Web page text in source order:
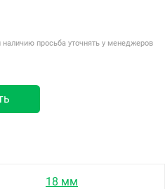
просьба уточнять у менеджеров
18 мм